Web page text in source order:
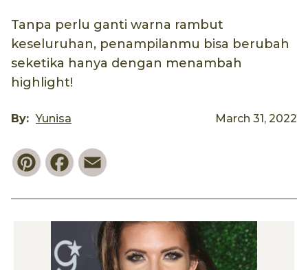
Tanpa perlu ganti warna rambut
keseluruhan, penampilanmu bisa berubah
seketika hanya dengan menambah
highlight!
By: Yunisa March 31, 2022
PinterestFacebook